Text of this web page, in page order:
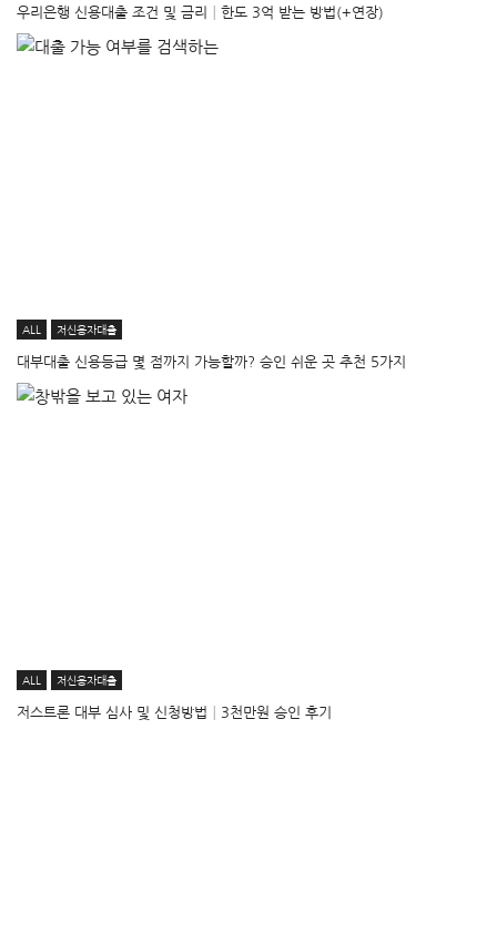
우리은행 신용대출 조건 및 금리│한도 3억 받는 방법(+연장)
ALL 저신용자대출
대부대출 신용등급 몇 점까지 가능할까? 승인 쉬운 곳 추천 5가지
ALL 저신용자대출
저스트론 대부 심사 및 신청방법│3천만원 승인 후기